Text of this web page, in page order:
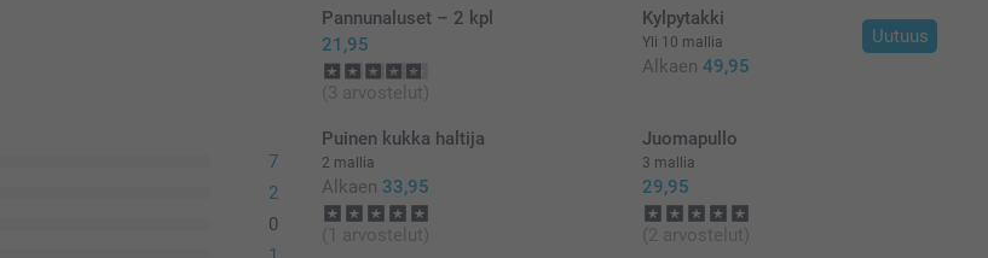
7
2
0
Pannunaluset – 2 kpl
21,95
(3 arvostelut)
Uutuus
Kylpytakki
Yli 10 mallia
Alkaen 49,95
Puinen kukka haltija
2 mallia
Alkaen 33,95
(1 arvostelut)
Juomapullo
3 mallia
29,95
(2 arvostelut)